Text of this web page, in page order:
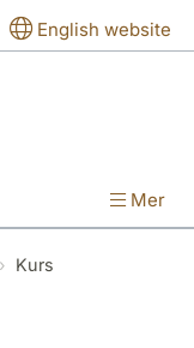
English website
Mer
Kurs